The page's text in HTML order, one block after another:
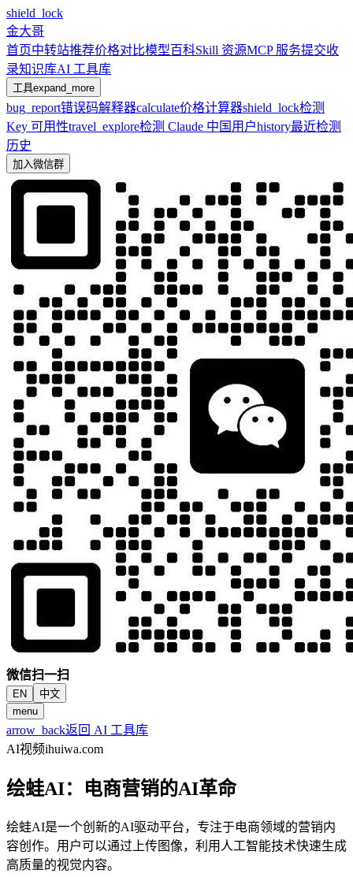
shield_lock
金大哥
首页中转站推荐价格对比模型百科Skill 资源MCP 服务提交收
录知识库AI 工具库
工具expand_more
bug_report错误码解释器calculate价格计算器shield_lock检测
Key 可用性travel_explore检测 Claude 中国用户history最近检测
历史
加入微信群
微信扫一扫
EN
中文
menu
arrow_back返回 AI 工具库
AI视频ihuiwa.com
绘蛙AI：电商营销的AI革命
绘蛙AI是一个创新的AI驱动平台，专注于电商领域的营销内
容创作。用户可以通过上传图像，利用人工智能技术快速生成
高质量的视觉内容。